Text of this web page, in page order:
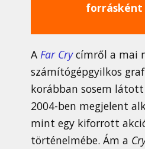
forrásként
A Far Crycímről a mai
számítógépgyilkos
korábban sosem
2004-ben megjelent
mint egy kiforrott
történelmébe. Ám a